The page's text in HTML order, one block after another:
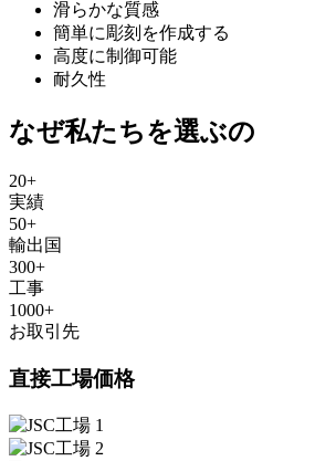
滑らかな質感
簡単に彫刻を作成する
高度に制御可能
耐久性
なぜ私たちを選ぶの
20+
実績
50+
輸出国
300+
工事
1000+
お取引先
直接工場価格